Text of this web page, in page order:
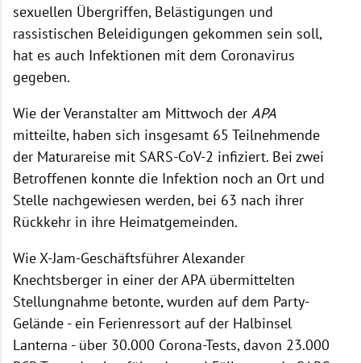
sexuellen Übergriffen, Belästigungen und
rassistischen Beleidigungen gekommen sein soll,
hat es auch Infektionen mit dem Coronavirus
gegeben.
Wie der Veranstalter am Mittwoch der APA
mitteilte, haben sich insgesamt 65 Teilnehmende
der Maturareise mit SARS-CoV-2 infiziert. Bei zwei
Betroffenen konnte die Infektion noch an Ort und
Stelle nachgewiesen werden, bei 63 nach ihrer
Rückkehr in ihre Heimatgemeinden.
Wie X-Jam-Geschäftsführer Alexander
Knechtsberger in einer der APA übermittelten
Stellungnahme betonte, wurden auf dem Party-
Gelände - ein Ferienressort auf der Halbinsel
Lanterna - über 30.000 Corona-Tests, davon 23.000